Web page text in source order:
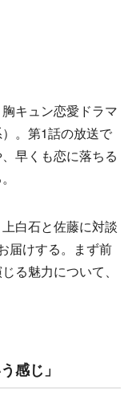
キュン恋愛ドラマ
。第1話の放送で
早くも恋に落ちる
白石と佐藤に対談
届けする。まず前
る魅力について、
感じ」